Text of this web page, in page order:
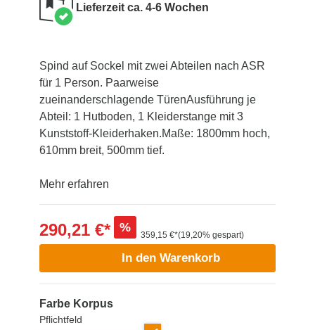
Lieferzeit ca. 4-6 Wochen
Spind auf Sockel mit zwei Abteilen nach ASR
für 1 Person. Paarweise
zueinanderschlagende TürenAusführung je
Abteil: 1 Hutboden, 1 Kleiderstange mit 3
Kunststoff-Kleiderhaken.Maße: 1800mm hoch,
610mm breit, 500mm tief.
Mehr erfahren
290,21 €* %
359,15 €*(19,20% gespart)
In den Warenkorb
Farbe Korpus
Pflichtfeld